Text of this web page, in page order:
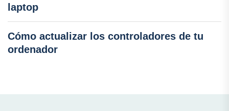
laptop
Cómo actualizar los controladores de tu
ordenador